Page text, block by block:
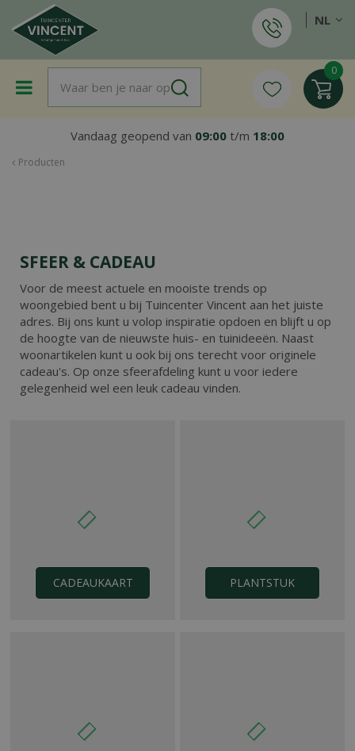
a
Producten
Vandaag geopend van 09:00 t/m 18:00
NL
SFEER & CADEAU
Voor de meest actuele en mooiste trends op
woongebied bent u bij Tuincenter Vincent aan het juiste
adres. Bij ons kunt u volop inspiratie opdoen en blijft u op
de hoogte van de nieuwste huis- en tuinideeën. Naast
woonartikelen kunt u ook bij ons terecht voor originele
cadeau's. Op onze sfeerafdeling kunt u voor iedere
gelegenheid wel een leuk cadeau vinden.
CADEAUKAART PLANTSTUK